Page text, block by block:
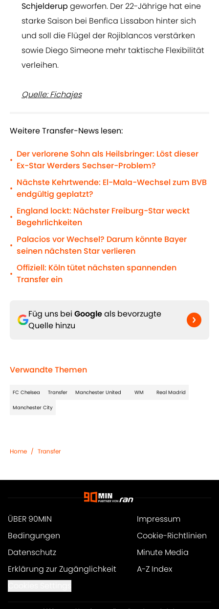
Schjelderup geworfen. Der 22-Jährige hat eine
starke Saison bei Benfica Lissabon hinter sich
und soll die Flügel der Rojiblancos verstärken
sowie Diego Simeone mehr taktische Flexibilität
verleihen.
Quelle: Fichajes
Weitere Transfer-News lesen:
•
Der verlorene Sohn als Heilsbringer: Löst dieser
Ex-Star Werders Sechser-Problem?
•
Nächste Kehrtwende: El-Mala-Wechsel zum BVB
endgültig geplatzt?
•
England lockt: Nächster Freiburg-Star weckt
Begehrlichkeiten
•
Palacios vor Wechsel? Darum könnte Bayer
seinen nächsten Star verlieren
•
Offiziell: Köln tütet nächsten spannenden
Transfer ein
Füg uns bei Googleals bevorzugte
Quelle hinzu
Verwandte Themen
FC Chelsea Transfer Manchester United WM Real Madrid
Manchester City
Home / Transfer
ÜBER 90MIN
Impressum
Bedingungen
Cookie-Richtlinien
Datenschutz
Minute Media
Erklärung zur Zugänglichkeit
A-Z Index